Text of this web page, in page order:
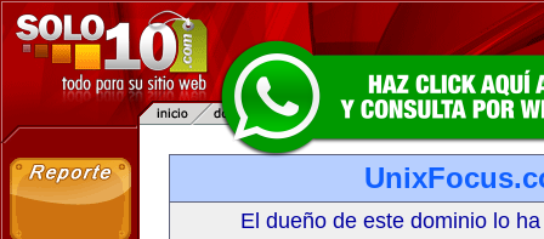
El dueño de este dominio lo